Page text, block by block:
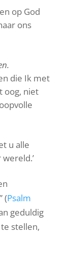
op God
ons
die Ik met
oog, niet
u alle
wereld.’
(Psalm
geduldig
stellen,